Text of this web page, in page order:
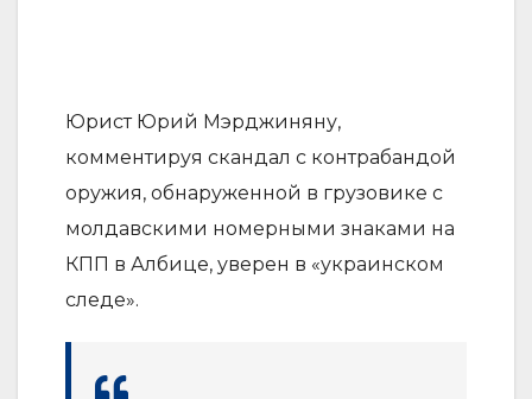
Юрист Юрий Мэрджиняну,
комментируя скандал с контрабандой
оружия, обнаруженной в грузовике с
молдавскими номерными знаками на
КПП в Албице, уверен в «украинском
следе».